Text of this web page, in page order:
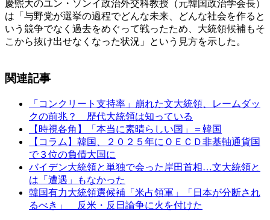
慶煕大のユン・ソンイ政治外交科教授（元韓国政治学会長）
は「与野党が選挙の過程でどんな未来、どんな社会を作ると
いう競争でなく過去をめぐって戦ったため、大統領候補もそ
こから抜け出せなくなった状況」という見方を示した。
関連記事
「コンクリート支持率」崩れた文大統領、レームダッ
クの前兆？ 歴代大統領は知っている
【時視各角】「本当に素晴らしい国」＝韓国
【コラム】韓国、２０２５年にＯＥＣＤ非基軸通貨国
で３位の負債大国に
バイデン大統領と単独で会った岸田首相…文大統領と
は「遭遇」もなかった
韓国有力大統領選候補「米占領軍」「日本が分断され
るべき」 反米・反日論争に火を付けた